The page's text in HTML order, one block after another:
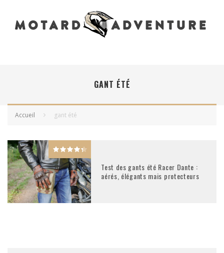
GANT ÉTÉ
Accueil gant été
Test des gants été Racer Dante :
aérés, élégants mais protecteurs